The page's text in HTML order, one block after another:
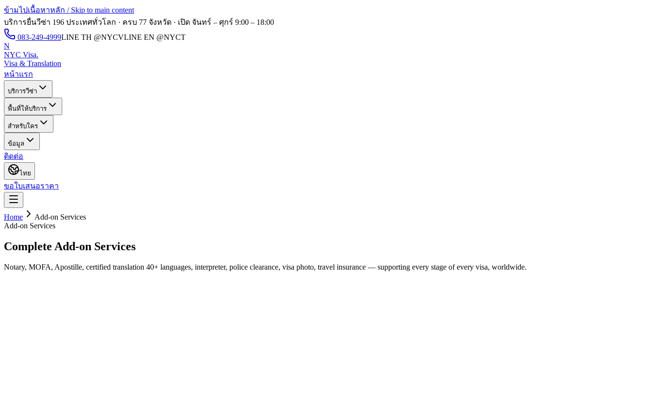
ข้ามไปเนื้อหาหลัก / Skip to main content
บริการยื่นวีซ่า 196 ประเทศทั่วโลก · ครบ 77 จังหวัด · เปิด จันทร์ – ศุกร์ 9:00 – 18:00
083-249-4999LINE TH @NYCVLINE EN @NYCT
N
NYC Visa.
Visa & Translation
หน้าแรก
บริการวีซ่า
พื้นที่ให้บริการ
สำหรับใคร
ข้อมูล
ติดต่อ
ไทย
ขอใบเสนอราคา
Home
Add-on Services
Add-on Services
Complete Add-on Services
Notary, MOFA, Apostille, certified translation 40+ languages, interpreter, police clearance, visa photo, travel insurance — supporting every stage of every visa, worldwide.